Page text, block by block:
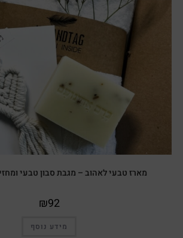
מארז טבעי לאהוב – מגבת סבון טבעי
₪92
מידע נוסף